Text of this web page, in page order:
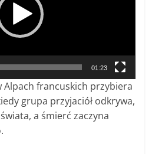
01:23
Alpach francuskich przybiera
grupa przyjaciół odkrywa,
a śmierć zaczyna